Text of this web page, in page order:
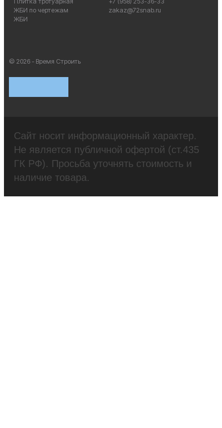
ЖБИ по чертежам
ЖБИ
zakaz@72snab.ru
© 2026 - Время Строить
Сайт носит информационный характер.
Не является публичной офертой (ст.435
ГК РФ). Просьба уточнять стоимость и
наличие товара.